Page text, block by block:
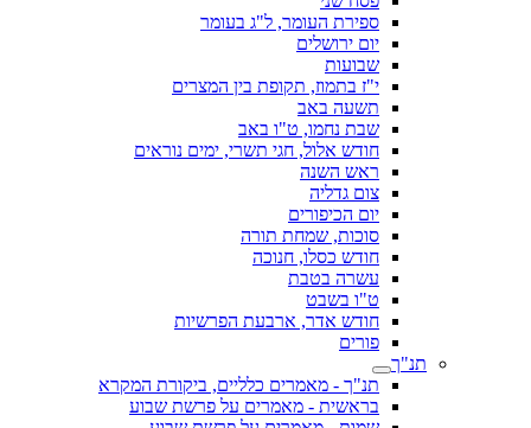
ספירת העומר, ל"ג בעומר
יום ירושלים
שבועות
י"ז בתמוז, תקופת בין המצרים
תשעה באב
שבת נחמו, ט"ו באב
חודש אלול, חגי תשרי, ימים נוראים
ראש השנה
צום גדליה
יום הכיפורים
סוכות, שמחת תורה
חודש כסלו, חנוכה
עשרה בטבת
ט"ו בשבט
חודש אדר, ארבעת הפרשיות
פורים
תנ"ך
תנ"ך - מאמרים כלליים, ביקורת המקרא
בראשית - מאמרים על פרשת שבוע